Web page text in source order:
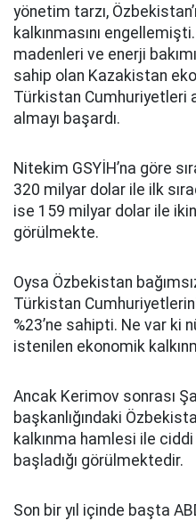
yönetim tarzı,
kalkınmasını
madenleri ve enerji
sahip olan Kazakistan
Türkistan Cumhuriyetleri
almayı başardı.
Nitekim GSYİH’na göre
320 milyar dolar ile ilk
ise 159 milyar dolar ile
görülmekte.
Oysa Özbekistan
Türkistan
%23’ne sahipti. Ne var ki
istenilen ekonomik
Ancak Kerimov sonrası
başkanlığındaki
kalkınma hamlesi ile
başladığı görülmektedir.
Son bir yıl içinde başta